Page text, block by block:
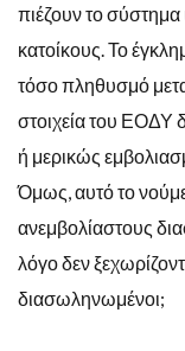
πιέζουν το
κατοίκους. Το
τόσο πληθυσμό
στοιχεία του ΕΟΔΥ
ή μερικώς
Όμως, αυτό το
ανεμβολίαστους
λόγο δεν
διασωληνωμένοι;